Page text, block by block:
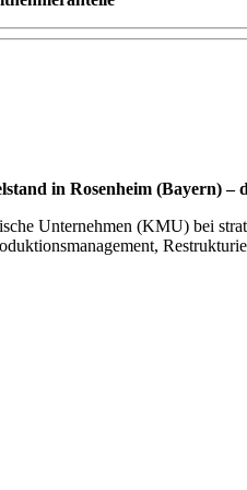
in Rosenheim (Bayern) –
Unternehmen (KMU) bei